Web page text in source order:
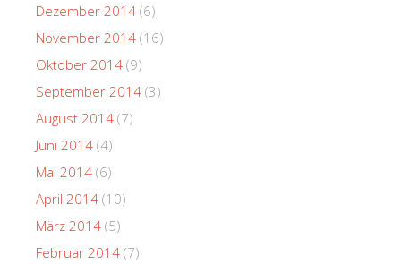
Dezember 2014 (6)
November 2014 (16)
Oktober 2014 (9)
September 2014 (3)
August 2014 (7)
Juni 2014 (4)
Mai 2014 (6)
April 2014 (10)
März 2014 (5)
Februar 2014 (7)